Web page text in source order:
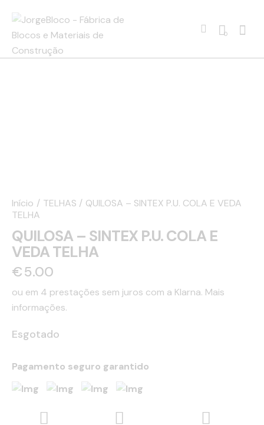
0
Início TELHAS
QUILOSA – SINTEX P.U. COLA E VEDA
TELHA
QUILOSA – SINTEX P.U. COLA E
VEDA TELHA
€5.00
ou em 4 prestações sem juros com a Klarna. Mais
informações.
Esgotado
Pagamento seguro garantido